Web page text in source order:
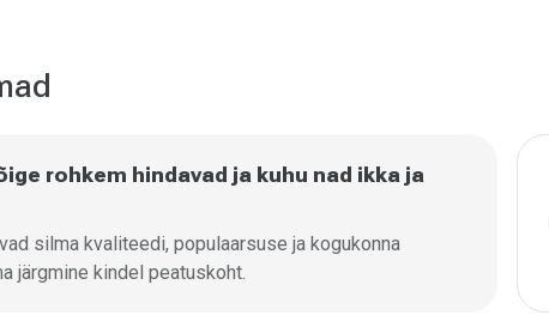
rohkem hindavad ja kuhu nad ikka ja
silma kvaliteedi, populaarsuse ja kogukonna
järgmine kindel peatuskoht.